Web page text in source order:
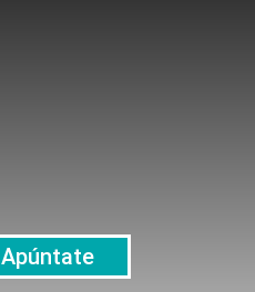
Apúntate